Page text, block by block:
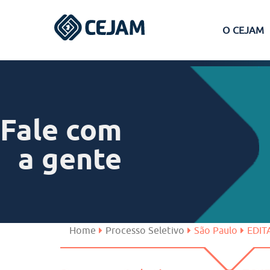
O CEJAM
Ferraz de Vasconcelos
São José dos Campos
Fale com
a gente
Home Processo Seletivo São Paulo